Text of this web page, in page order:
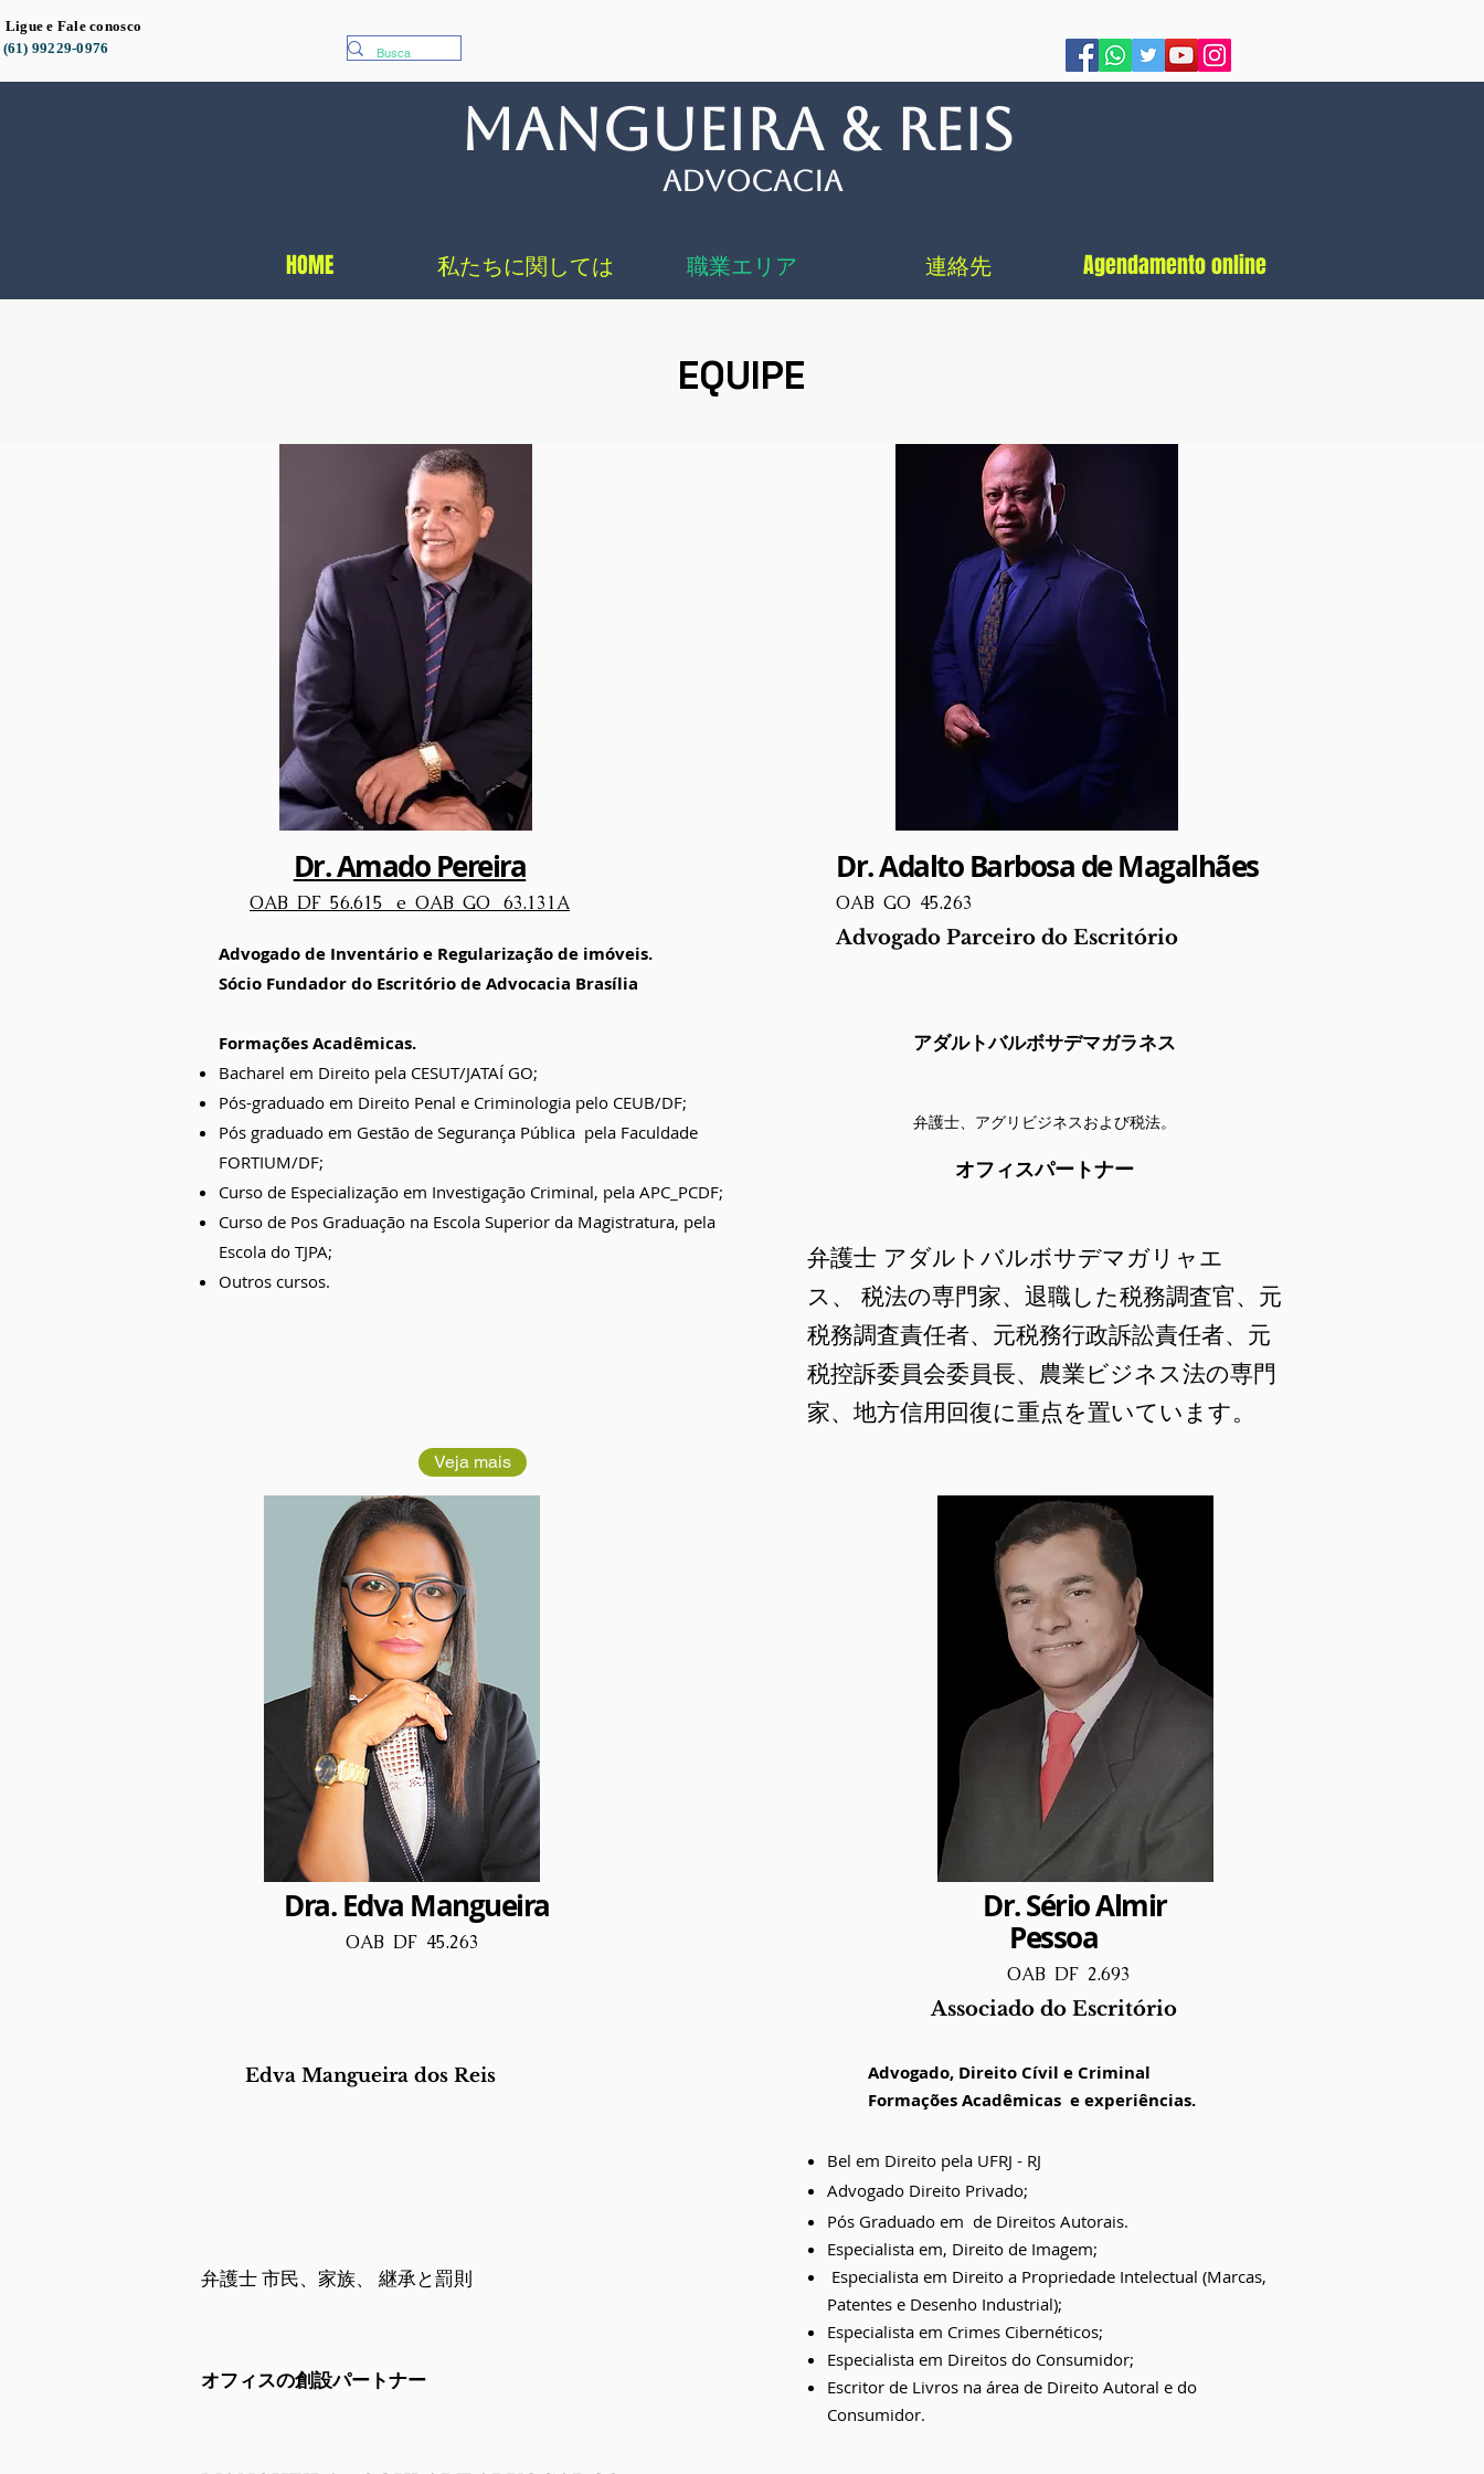
mangueira & reis
Advocacia
HOME 私たちに関しては 職業エリア 連絡先 Agendamento online
e Fale conosco
(61) 99229-0976
EQUIPE
Dr. Amado Pereira
OAB DF 56.615 e OAB GO 63.131A
Advogado de Inventário e Regularização de imóveis.
Sócio Fundador do Escritório de Advocacia Brasília
Formações Acadêmicas.
Bacharel em Direito pela CESUT/JATAÍ GO;
Pós-graduado em Direito Penal e Criminologia pelo CEUB/DF;
Pós graduado em Gestão de Segurança Pública pela Faculdade
FORTIUM/DF;
Curso de Especialização em Investigação Criminal, pela APC_PCDF;
Curso de Pos Graduação na Escola Superior da Magistratura, pela
Escola do TJPA;
Outros cursos.
Veja mais
Dr. Adalto Barbosa de Magalhães
OAB GO 45.263
Advogado Parceiro do Escritório
アダルトバルボサデマガラネス
弁護士、アグリビジネスおよび税法。
オフィスパートナー
弁護士 アダルトバルボサデマガリャエ
ス、
税法の専門家、退職した税務調査官、元
税務調査責任者、元税務行政訴訟責任者、元
税控訴委員会委員長、農業ビジネス法の専門
家、地方信用回復に重点を置いています。
Dra. Edva Mangueira
OAB DF 45.263
Edva Mangueira dos Reis
弁護士市民、家族、 継承と罰則
オフィスの創設パートナー
Dr. Sério Almir
Pessoa
OAB DF 2.693
Associado do Escritório
Advogado, Direito Cívil e Criminal
Formações Acadêmicas e experiências.
Bel em Direito pela UFRJ - RJ
Advogado Direito Privado;
Pós Graduado em de Direitos Autorais.
Especialista em, Direito de Imagem;
Especialista em Direito a Propriedade Intelectual (Marcas,
Patentes e Desenho Industrial);
Especialista em Crimes Cibernéticos;
Especialista em Direitos do Consumidor;
Escritor de Livros na área de Direito Autoral e do
Consumidor.